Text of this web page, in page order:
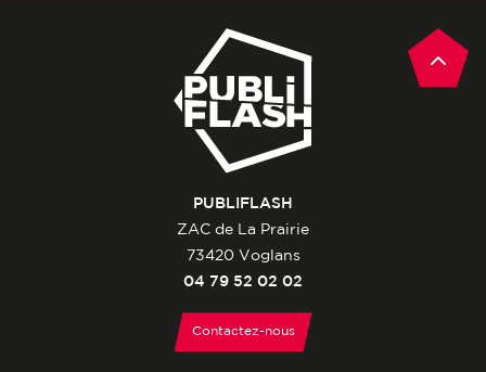
PUBLIFLASH
ZAC de La Prairie
73420 Voglans
04 79 52 02 02
Contactez-nous